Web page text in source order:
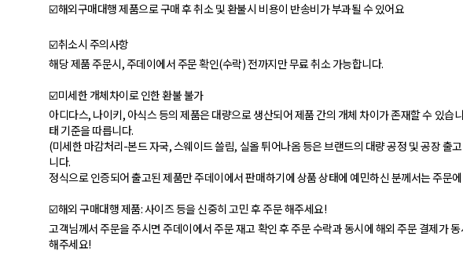
☑️해외구매대행 제품으로 구매 후 취소 및 환불시 비용이 반송비가 부과될 수 있어요
☑️취소시 주의사항
해당 제품 주문시, 주데이에서 주문 확인(수락) 전까지만 무료 취소 가능합니다.
☑️미세한 개체차이로 인한 환불 불가
아디다스, 나이키, 아식스 등의 제품은 대량으로 생산되어 제품 간의 개체 차이가 존재할 수 있습
태 기준을 따릅니다.
(미세한 마감처리-본드 자국, 스웨이드 쓸림, 실올 튀어나옴 등은 브랜드의 대량 공정 및 공장 출
니다.
정식으로 인증되어 출고된 제품만 주데이에서 판매하기에 상품 상태에 예민하신 분께서는 주문
☑️해외 구매대행 제품: 사이즈 등을 신중히 고민 후 주문 해주세요!
고객님께서 주문을 주시면 주데이에서 주문 재고 확인 후 주문 수락과 동시에 해외 주문 결제가
해주세요!